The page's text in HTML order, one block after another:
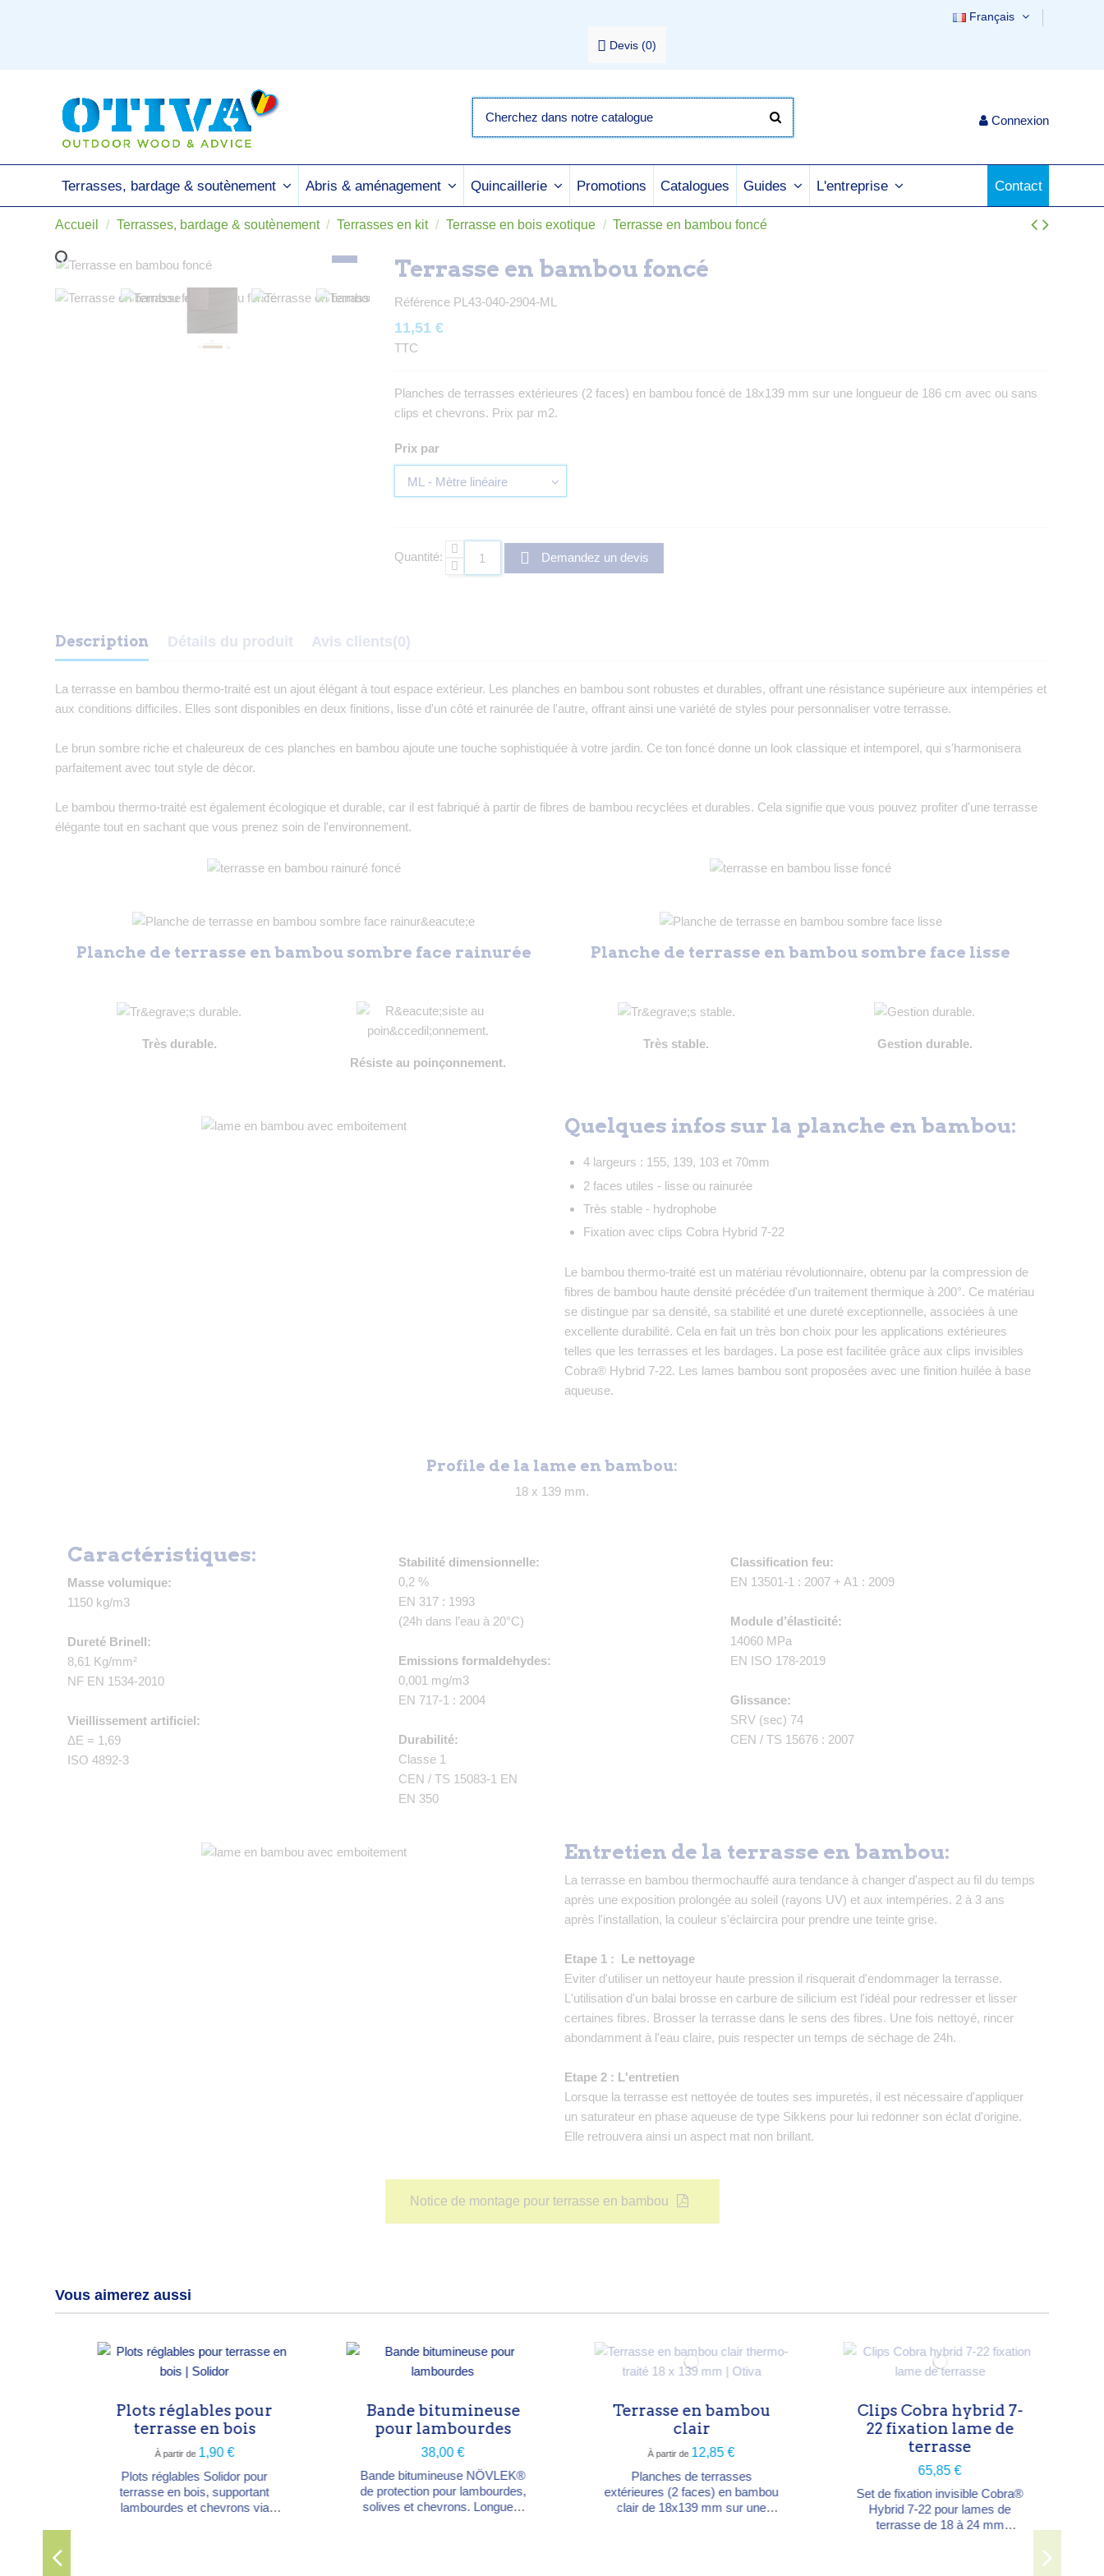
Français
Devis (0)
Connexion
Terrasses, bardage & soutènement Abris & aménagement Quincaillerie Promotions Catalogues Guides L'entreprise Contact
Accueil Terrasses, bardage & soutènement Terrasses en kit Terrasse en bois exotique Terrasse en bambou foncé
Terrasse en bambou foncé
Référence PL43-040-2904-ML
11,51 €
TTC
Planches de terrasses extérieures (2 faces) en bambou foncé de 18x139 mm sur une longueur de 186 cm avec ou sans
clips et chevrons. Prix par m2.
Prix par
Quantité: Demandez un devis
Description Détails du produit Avis clients(0)
La terrasse en bambou thermo-traité est un ajout élégant à tout espace extérieur. Les planches en bambou sont robustes et durables, offrant une résistance supérieure aux intempéries et
aux conditions difficiles. Elles sont disponibles en deux finitions, lisse d'un côté et rainurée de l'autre, offrant ainsi une variété de styles pour personnaliser votre terrasse.
Le brun sombre riche et chaleureux de ces planches en bambou ajoute une touche sophistiquée à votre jardin. Ce ton foncé donne un look classique et intemporel, qui s'harmonisera
parfaitement avec tout style de décor.
Le bambou thermo-traité est également écologique et durable, car il est fabriqué à partir de fibres de bambou recyclées et durables. Cela signifie que vous pouvez profiter d'une terrasse
élégante tout en sachant que vous prenez soin de l'environnement.
Planche de terrasse en bambou sombre face rainurée Planche de terrasse en bambou sombre face lisse
Très durable.
Résiste au poinçonnement.
Très stable. Gestion durable.
Quelques infos sur la planche en bambou:
4 largeurs : 155, 139, 103 et 70mm
2 faces utiles - lisse ou rainurée
Très stable - hydrophobe
Fixation avec clips Cobra Hybrid 7-22
Le bambou thermo-traité est un matériau révolutionnaire, obtenu par la compression de
fibres de bambou haute densité précédée d'un traitement thermique à 200°. Ce matériau
se distingue par sa densité, sa stabilité et une dureté exceptionnelle, associées à une
excellente durabilité. Cela en fait un très bon choix pour les applications extérieures
telles que les terrasses et les bardages. La pose est facilitée grâce aux clips invisibles
Cobra® Hybrid 7-22. Les lames bambou sont proposées avec une finition huilée à base
aqueuse.
Profile de la lame en bambou:
18 x 139 mm.
Caractéristiques:
Masse volumique:
1150 kg/m3
Dureté Brinell:
8,61 Kg/mm²
NF EN 1534-2010
Vieillissement artificiel:
ΔE = 1,69
ISO 4892-3
Stabilité dimensionnelle:
0,2 %
EN 317 : 1993
(24h dans l’eau à 20°C)
Emissions formaldehydes:
0,001 mg/m3
EN 717-1 : 2004
Durabilité:
Classe 1
CEN / TS 15083-1 EN
EN 350
Classification feu:
EN 13501-1 : 2007 + A1 : 2009
Module d’élasticité:
14060 MPa
EN ISO 178-2019
Glissance:
SRV (sec) 74
CEN / TS 15676 : 2007
Entretien de la terrasse en bambou:
La terrasse en bambou thermochauffé aura tendance à changer d'aspect au fil du temps
après une exposition prolongée au soleil (rayons UV) et aux intempéries. 2 à 3 ans
après l'installation, la couleur s'éclaircira pour prendre une teinte grise.
Etape 1 : Le nettoyage
Eviter d'utiliser un nettoyeur haute pression il risquerait d'endommager la terrasse.
L'utilisation d'un balai brosse en carbure de silicium est l'idéal pour redresser et lisser
certaines fibres. Brosser la terrasse dans le sens des fibres. Une fois nettoyé, rincer
abondamment à l'eau claire, puis respecter un temps de séchage de 24h.
Etape 2 : L'entretien
Lorsque la terrasse est nettoyée de toutes ses impuretés, il est nécessaire d'appliquer
un saturateur en phase aqueuse de type Sikkens pour lui redonner son éclat d'origine.
Elle retrouvera ainsi un aspect mat non brillant.
Notice de montage pour terrasse en bambou
Vous aimerez aussi
Plots réglables pour
terrasse en bois
À partir de1,90 €
Plots réglables Solidor pour
terrasse en bois, supportant
lambourdes et chevrons via
Bande bitumineuse
pour lambourdes
38,00 €
Bande bitumineuse NÖVLEK®
de protection pour lambourdes,
solives et chevrons. Longueur